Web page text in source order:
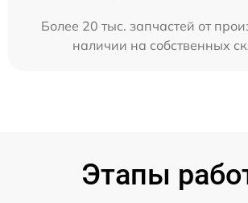
Более 20 тыс. запчастей от
наличии на собственных
Этапы